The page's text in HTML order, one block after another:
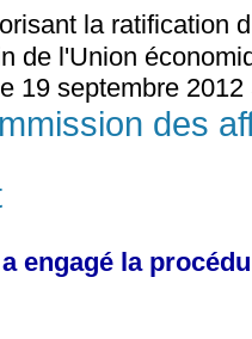
la ratification
de l'Union
19 septembre
des
engagé la